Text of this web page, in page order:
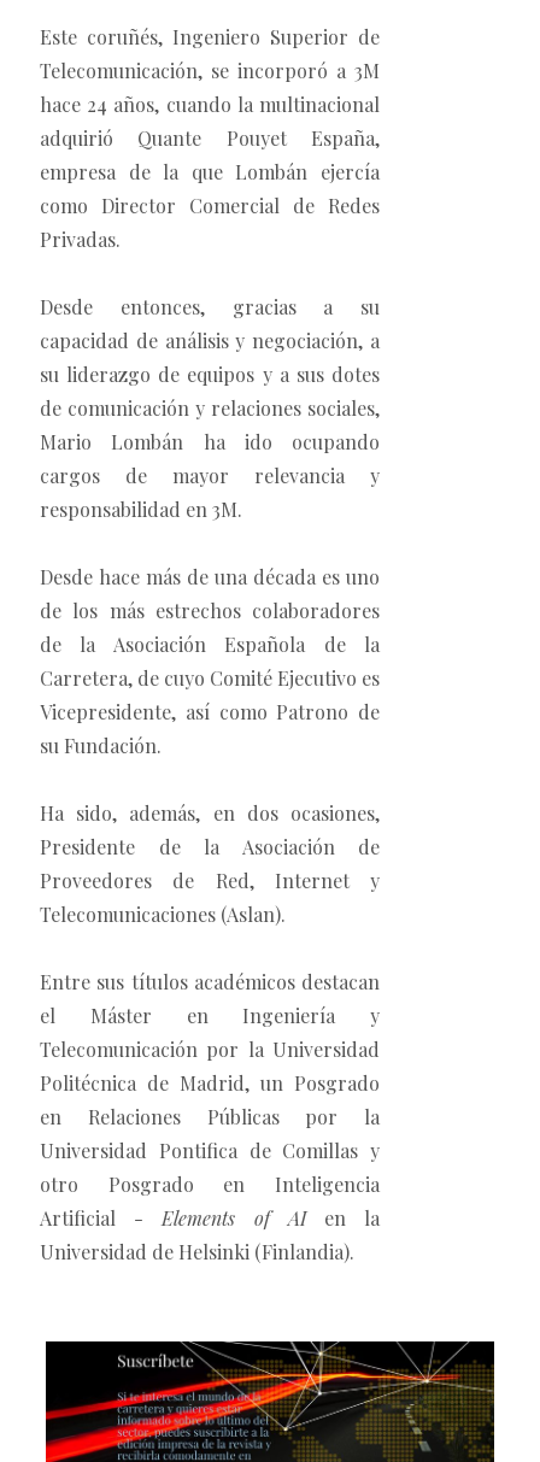
Este coruñés, Ingeniero Superior de
Telecomunicación, se incorporó a 3M
hace 24 años, cuando la multinacional
adquirió Quante Pouyet España,
empresa de la que Lombán ejercía
como Director Comercial de Redes
Privadas.
Desde entonces, gracias a su
capacidad de análisis y negociación, a
su liderazgo de equipos y a sus dotes
de comunicación y relaciones sociales,
Mario Lombán ha ido ocupando
cargos de mayor relevancia y
responsabilidad en 3M.
Desde hace más de una década es uno
de los más estrechos colaboradores
de la Asociación Española de la
Carretera, de cuyo Comité Ejecutivo es
Vicepresidente, así como Patrono de
su Fundación.
Ha sido, además, en dos ocasiones,
Presidente de la Asociación de
Proveedores de Red, Internet y
Telecomunicaciones (Aslan).
Entre sus títulos académicos destacan
el Máster en Ingeniería y
Telecomunicación por la Universidad
Politécnica de Madrid, un Posgrado
en Relaciones Públicas por la
Universidad Pontifica de Comillas y
otro Posgrado en Inteligencia
Artificial - Elements of AI en la
Universidad de Helsinki (Finlandia).